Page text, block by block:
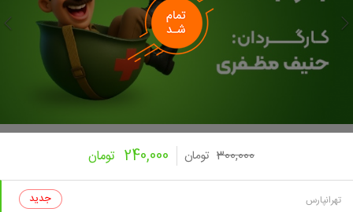
Next
300,000 تومان 240,000 تومان
تهرانپارس